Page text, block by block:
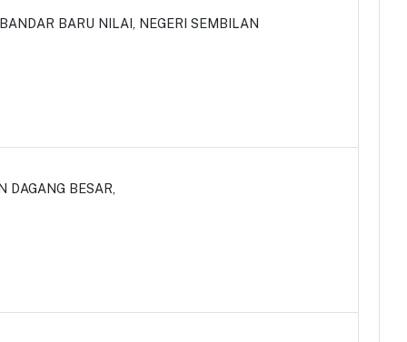
BARU NILAI, NEGERI SEMBILAN
DAGANG BESAR,